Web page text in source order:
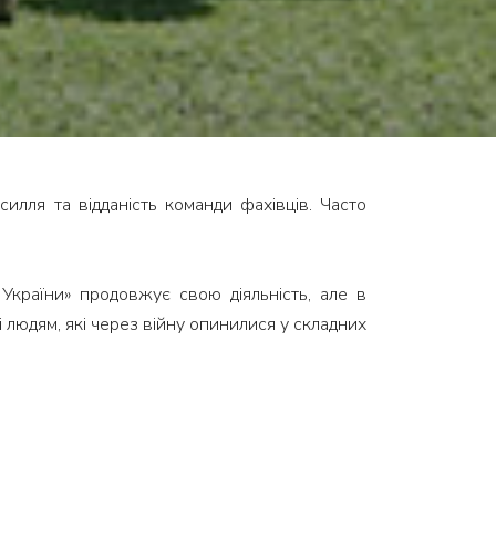
та відданість команди фахівців. Часто
продовжує свою діяльність, але в
які через війну опинилися у складних